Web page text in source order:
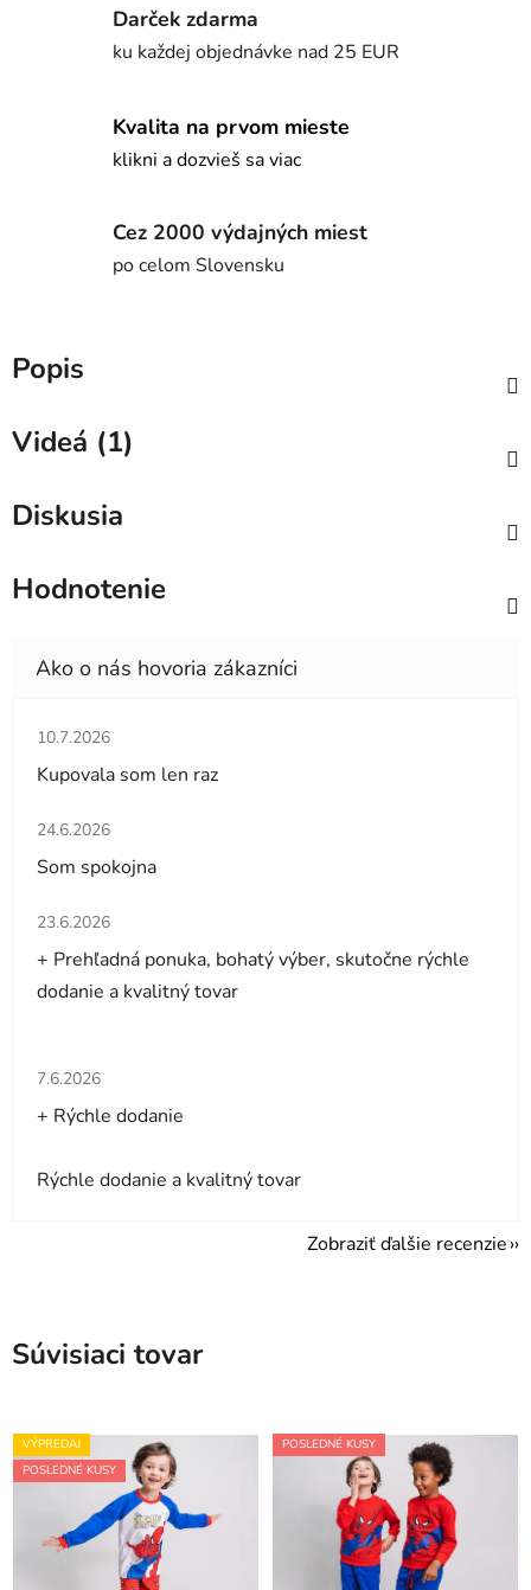
Darček zdarma
ku každej objednávke nad 25 EUR
Kvalita na prvom mieste
klikni a dozvieš sa viac
Cez 2000 výdajných miest
po celom Slovensku
Popis
Videá (1)
Diskusia
Hodnotenie
Hodnotenie obchodu je 5 z 5 hviezdičiek.
10.7.2026
Kupovala som len raz
Hodnotenie obchodu je 5 z 5 hviezdičiek.
24.6.2026
Som spokojna
Hodnotenie obchodu je 5 z 5 hviezdičiek.
23.6.2026
+ Prehľadná ponuka, bohatý výber, skutočne rýchle
dodanie a kvalitný tovar
Hodnotenie obchodu je 5 z 5 hviezdičiek.
7.6.2026
+ Rýchle dodanie
Rýchle dodanie a kvalitný tovar
Zobraziť ďalšie recenzie
Súvisiaci tovar
VÝPREDAJ
POSLEDNÉ KUSY
POSLEDNÉ KUSY